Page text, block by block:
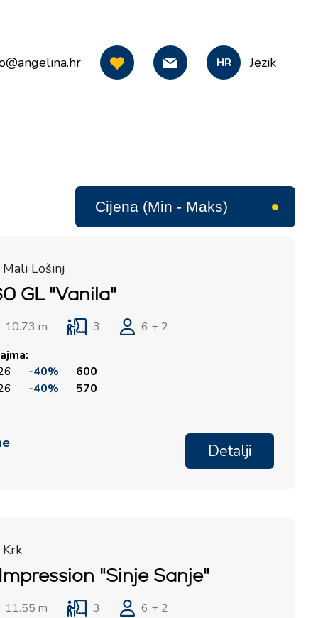
HR Jezik
Mali Lošinj
GL "Vanila"
10.73 m 3
6 + 2
-40%
600
-40% 570
Detalji
"Sinje Sanje"
11.55 m 3
6 + 2